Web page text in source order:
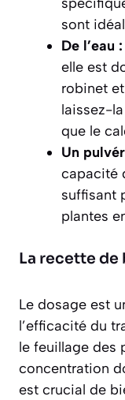
sont
De l’eau :
elle est
robinet
laissez-
que le
Un
capacité
suffisant
plantes
La recette de
Le dosage est
l’efficacité du
le feuillage des
concentration
est crucial de